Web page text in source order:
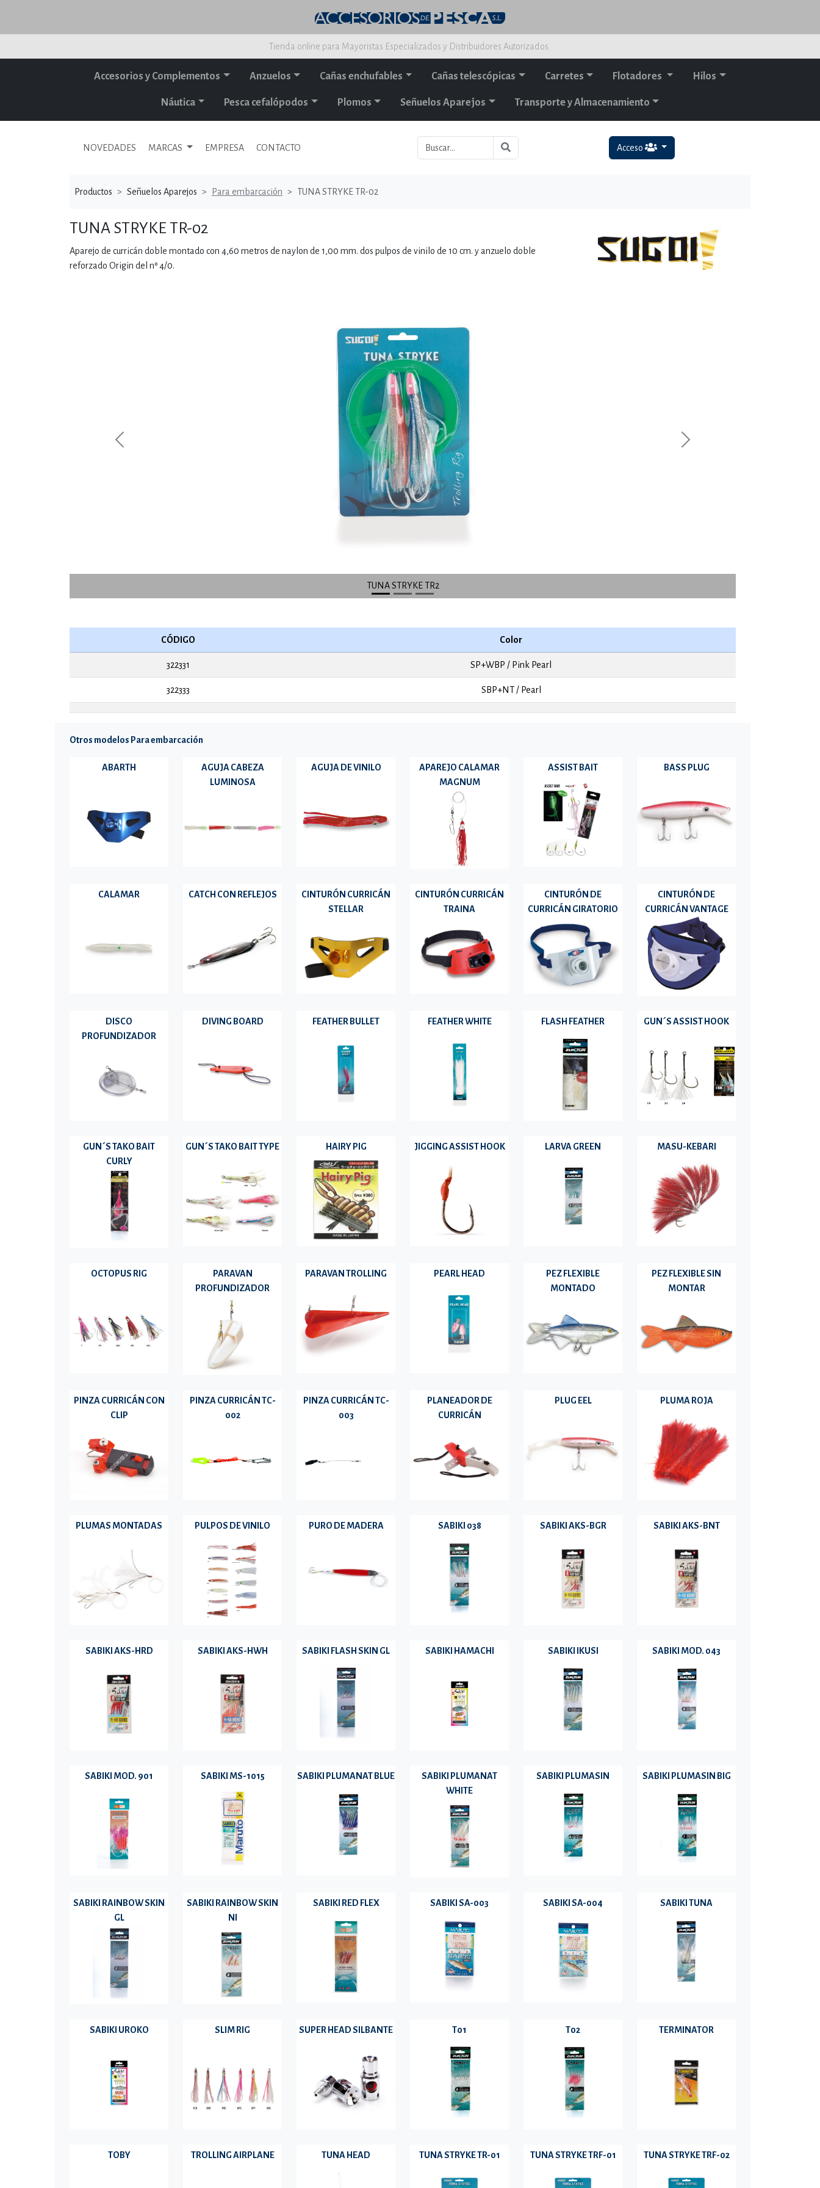
Tienda online para Mayoristas Especializados y Distribuidores Autorizados.
Accesorios y Complementos Anzuelos Cañas enchufables Cañas telescópicas Carretes Flotadores Hilos
Náutica Pesca cefalópodos Plomos Señuelos Aparejos Transporte y Almacenamiento
NOVEDADES MARCAS EMPRESA CONTACTO Acceso
Productos Señuelos Aparejos Para embarcación TUNA STRYKE TR-02
TUNA STRYKE TR-02
Aparejo de curricán doble montado con 4,60 metros de naylon de 1,00 mm. dos pulpos de vinilo de 10 cm. y anzuelo doble
reforzado Origin del nº 4/0.
Previous Next
CÓDIGO Color
322331 SP+WBP / Pink Pearl
322333 SBP+NT / Pearl
Otros modelos Para embarcación
ABARTH
AGUJA CABEZA
LUMINOSA
AGUJA DE VINILO
APAREJO CALAMAR
MAGNUM
ASSIST BAIT BASS PLUG
CALAMAR CATCH CON REFLEJOS
CINTURÓN CURRICÁN
STELLAR
CINTURÓN CURRICÁN
TRAINA
CINTURÓN DE
CURRICÁN GIRATORIO
CINTURÓN DE
CURRICÁN VANTAGE
DISCO
PROFUNDIZADOR
DIVING BOARD FEATHER BULLET FEATHER WHITE FLASH FEATHER GUN´S ASSIST HOOK
GUN´S TAKO BAIT
CURLY
GUN´S TAKO BAIT TYPE HAIRY PIG JIGGING ASSIST HOOK LARVA GREEN MASU-KEBARI
OCTOPUS RIG
PARAVAN
PROFUNDIZADOR
PARAVAN TROLLING PEARL HEAD
PEZ FLEXIBLE
MONTADO
PEZ FLEXIBLE SIN
MONTAR
PINZA CURRICÁN CON
CLIP
PINZA CURRICÁN TC-
002
PINZA CURRICÁN TC-
003
PLANEADOR DE
CURRICÁN
PLUG EEL PLUMA ROJA
PLUMAS MONTADAS PULPOS DE VINILO PURO DE MADERA SABIKI 038 SABIKI AKS-BGR SABIKI AKS-BNT
SABIKI AKS-HRD SABIKI AKS-HWH SABIKI FLASH SKIN GL SABIKI HAMACHI SABIKI IKUSI SABIKI MOD. 043
SABIKI MOD. 901 SABIKI MS-1015 SABIKI PLUMANAT BLUE
SABIKI PLUMANAT
WHITE
SABIKI PLUMASIN SABIKI PLUMASIN BIG
SABIKI RAINBOW SKIN
GL
SABIKI RAINBOW SKIN
NI
SABIKI RED FLEX SABIKI SA-003 SABIKI SA-004 SABIKI TUNA
SABIKI UROKO SLIM RIG SUPER HEAD SILBANTE T01 T02 TERMINATOR
TOBY TROLLING AIRPLANE TUNA HEAD TUNA STRYKE TR-01 TUNA STRYKE TRF-01 TUNA STRYKE TRF-02